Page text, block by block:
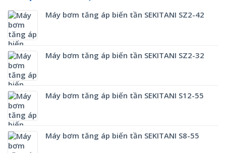
Máy bơm tăng áp biến tần SEKITANI SZ2-42
Máy bơm tăng áp biến tần SEKITANI SZ2-32
Máy bơm tăng áp biến tần SEKITANI S12-55
Máy bơm tăng áp biến tần SEKITANI S8-55